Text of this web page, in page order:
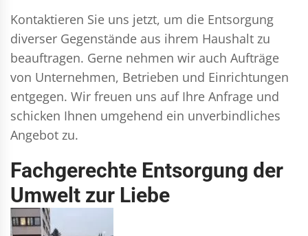
Kontaktieren Sie uns jetzt, um die Entsorgung
diverser Gegenstände aus ihrem Haushalt zu
beauftragen. Gerne nehmen wir auch Aufträge
von Unternehmen, Betrieben und Einrichtungen
entgegen. Wir freuen uns auf Ihre Anfrage und
schicken Ihnen umgehend ein unverbindliches
Angebot zu.
Fachgerechte Entsorgung der
Umwelt zur Liebe